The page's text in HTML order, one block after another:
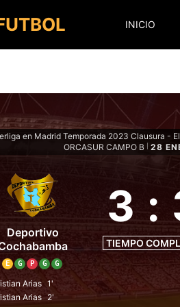
INICIO
en Madrid Temporada 2023 Clausura -
ORCASUR CAMPO B
28
Deportivo
E G P G G
3 :
TIEMPO
Arias 1'
Arias 2'